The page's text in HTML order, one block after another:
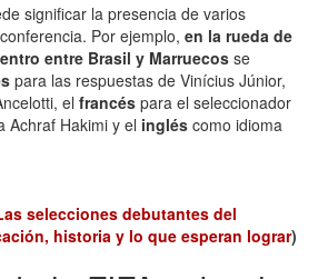
significar la presencia de varios
Por ejemplo, en la rueda de
entre Brasil y Marruecos se
para las respuestas de Vinícius Júnior,
el francés para el seleccionador
Achraf Hakimi y el inglés como idioma
selecciones debutantes del
historia y lo que esperan lograr)